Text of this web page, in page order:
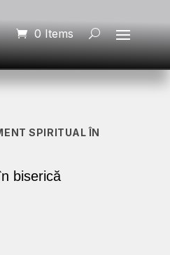
0 Items
SPIRITUAL ÎN
biserică